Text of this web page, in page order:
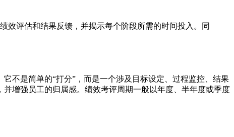
效评估和结果反馈，并揭示每个阶段所需的时间投入。同
不是简单的“打分”，而是一个涉及目标设定、过程监控、结果
增强员工的归属感。绩效考评周期一般以年度、半年度或季度